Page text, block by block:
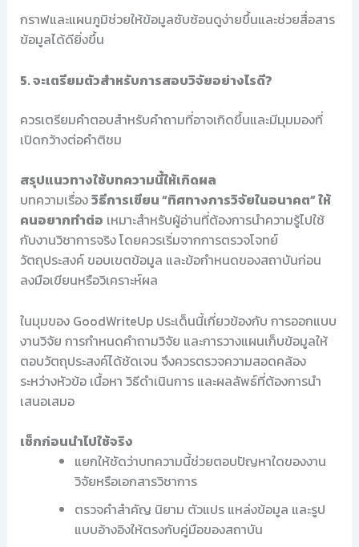
กราฟและแผนภูมิช่วยให้ข้อมูลซับซ้อนดูง่ายขึ้นและช่วยสื่อสาร
ข้อมูลได้ดียิ่งขึ้น
5. จะเตรียมตัวสำหรับการสอบวิจัยอย่างไรดี?
ควรเตรียมคำตอบสำหรับคำถามที่อาจเกิดขึ้นและมีมุมมองที่
เปิดกว้างต่อคำติชม
สรุปแนวทางใช้บทความนี้ให้เกิดผล
บทความเรื่องวิธีการเขียน “ทิศทางการวิจัยในอนาคต” ให้
คนอยากทำต่อ เหมาะสำหรับผู้อ่านที่ต้องการนำความรู้ไปใช้
กับงานวิชาการจริง โดยควรเริ่มจากการตรวจโจทย์
วัตถุประสงค์ ขอบเขตข้อมูล และข้อกำหนดของสถาบันก่อน
ลงมือเขียนหรือวิเคราะห์ผล
ในมุมของ GoodWriteUp ประเด็นนี้เกี่ยวข้องกับ การออกแบบ
งานวิจัย การกำหนดคำถามวิจัย และการวางแผนเก็บข้อมูลให้
ตอบวัตถุประสงค์ได้ชัดเจน จึงควรตรวจความสอดคล้อง
ระหว่างหัวข้อ เนื้อหา วิธีดำเนินการ และผลลัพธ์ที่ต้องการนำ
เสนอเสมอ
เช็กก่อนนำไปใช้จริง
แยกให้ชัดว่าบทความนี้ช่วยตอบปัญหาใดของงาน
วิจัยหรือเอกสารวิชาการ
ตรวจคำสำคัญ นิยาม ตัวแปร แหล่งข้อมูล และรูป
แบบอ้างอิงให้ตรงกับคู่มือของสถาบัน